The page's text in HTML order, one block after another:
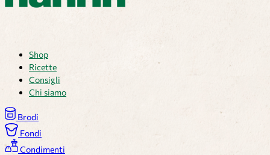
Shop
Ricette
Consigli
Chi siamo
Brodi
Fondi
Condimenti